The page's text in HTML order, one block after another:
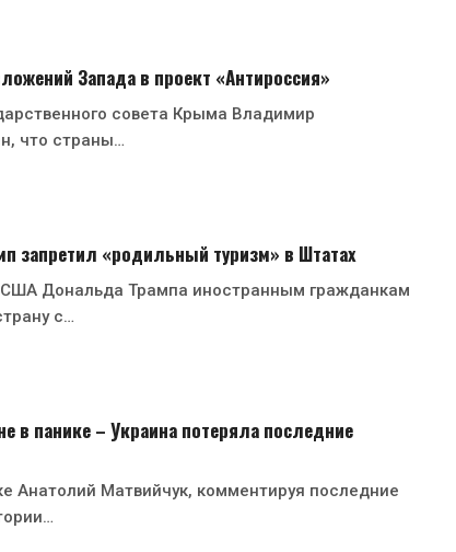
Запада в проект «Антироссия»
совета Крыма Владимир
что страны…
запретил «родильный туризм» в Штатах
Дональда Трампа иностранным гражданкам
с…
в панике – Украина потеряла последние
Анатолий Матвийчук, комментируя последние